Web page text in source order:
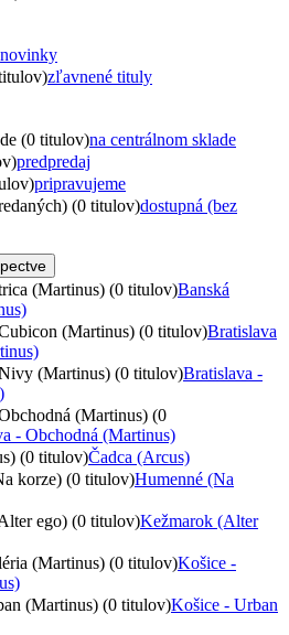
novinky
zľavnené tituly
(0 titulov)na centrálnom sklade
predpredaj
pripravujeme
(0 titulov)dostupná (bez
(Martinus) (0 titulov)Banská
(Martinus) (0 titulov)Bratislava
(Martinus) (0 titulov)Bratislava -
(Martinus) (0
- Obchodná (Martinus)
(0 titulov)Čadca (Arcus)
korze) (0 titulov)Humenné (Na
ego) (0 titulov)Kežmarok (Alter
(Martinus) (0 titulov)Košice -
(Martinus) (0 titulov)Košice - Urban